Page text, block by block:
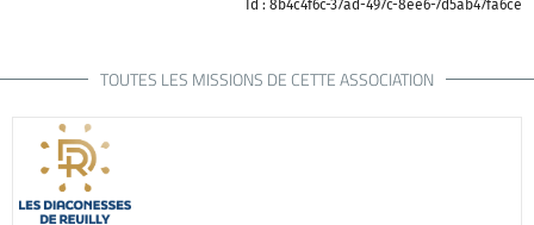
Id : 8b4c4f6c-37ad-497c-8ee6-7d5ab47fa6ce
TOUTES LES MISSIONS DE CETTE ASSOCIATION